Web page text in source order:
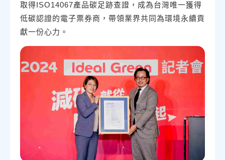
取得ISO14067產品碳足跡查證，成為台灣唯一獲得
低碳認證的電子票券商，帶領業界共同為環境永續貢
獻一份心力。